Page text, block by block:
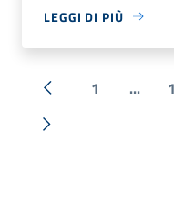
LEGGI DI PIÙ
« Precedente
1 ...
Successiva »